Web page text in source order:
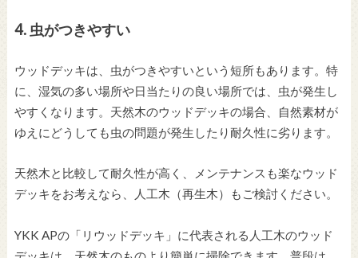
4. 虫がつきやすい
ウッドデッキは、虫がつきやすいという短所もあります。特
に、湿気の多い場所や日当たりの良い場所では、虫が発生し
やすくなります。天然木のウッドデッキの場合、自然素材が
ゆえにどうしても虫の問題が発生したり耐久性に劣ります。
天然木と比較して耐久性が高く、メンテナンスも楽なウッド
デッキをお考えなら、人工木（再生木）もご検討ください。
YKK APの「リウッドデッキ」に代表される人工木のウッド